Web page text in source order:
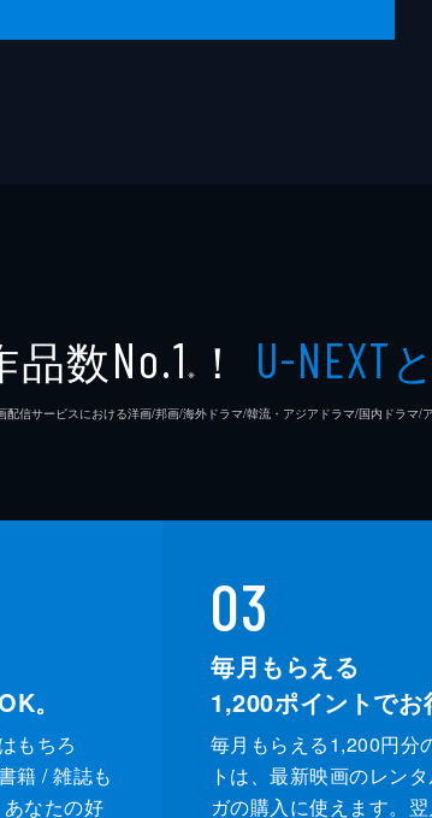
品数No.1 ※ ！ U-NEXT
信サービスにおける洋画/邦画/海外ドラマ/韓流・アジアドラマ/国内ドラマ/
。
もちろ
籍 / 雑誌も
なたの好
03
毎月もらえる
1,200ポイントでお
毎月もらえる1,200円分
トは、最新映画のレン
ガの購入に使えます。